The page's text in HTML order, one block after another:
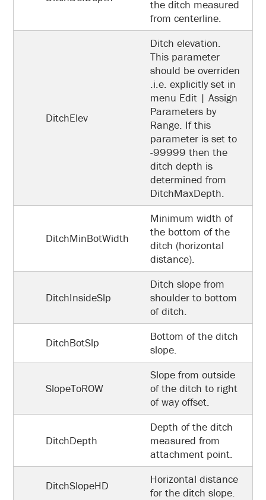
the ditch measured
from centerline.
DitchElev
Ditch elevation.
This parameter
should be overriden
.i.e. explicitly set in
menu Edit | Assign
Parameters by
Range. If this
parameter is set to
-99999 then the
ditch depth is
determined from
DitchMaxDepth.
DitchMinBotWidth
Minimum width of
the bottom of the
ditch (horizontal
distance).
DitchInsideSlp
Ditch slope from
shoulder to bottom
of ditch.
DitchBotSlp
Bottom of the ditch
slope.
SlopeToROW
Slope from outside
of the ditch to right
of way offset.
DitchDepth
Depth of the ditch
measured from
attachment point.
DitchSlopeHD
Horizontal distance
for the ditch slope.